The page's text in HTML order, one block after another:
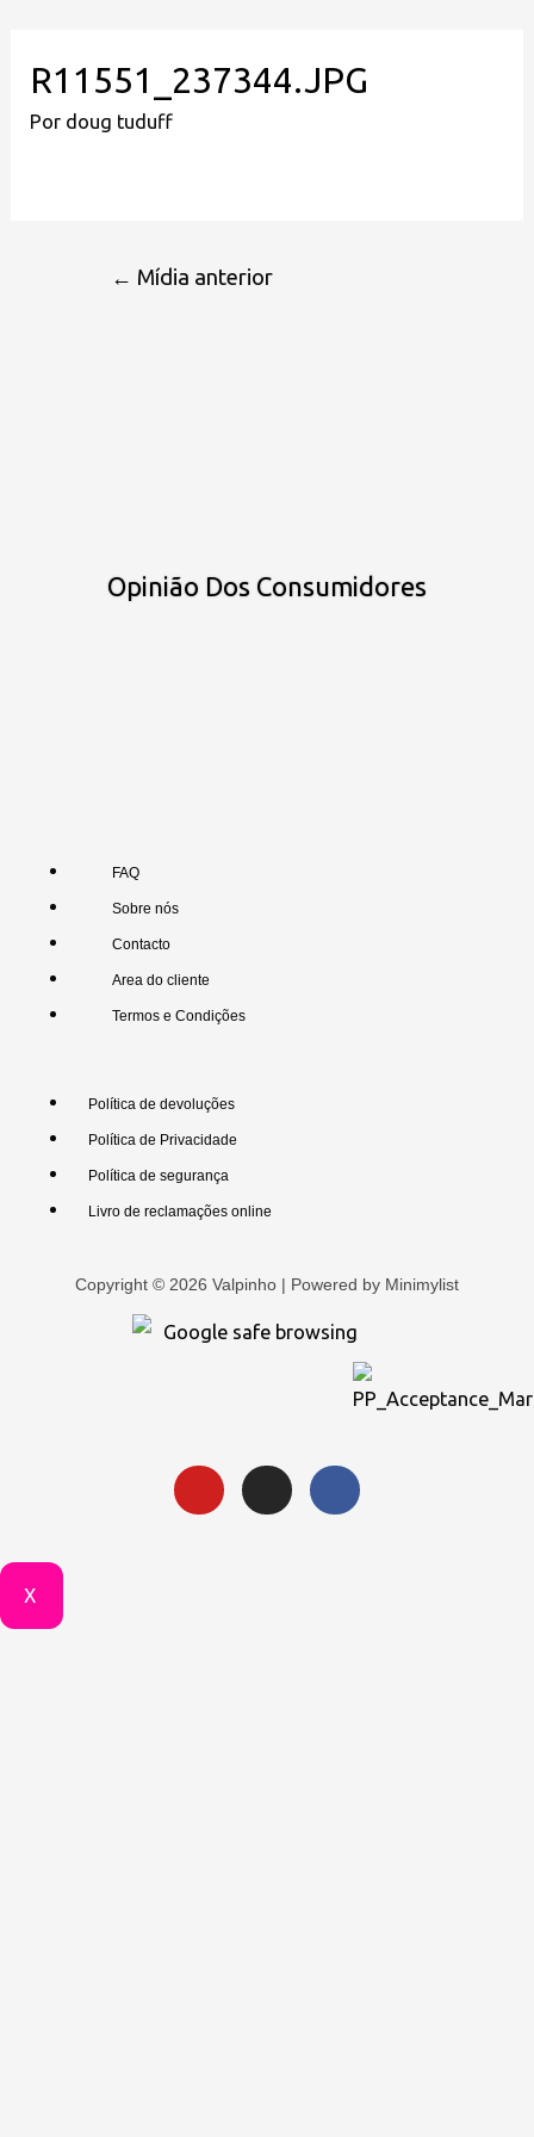
R11551_237344.JPG
Por doug tuduff
← Mídia anterior
Opinião Dos Consumidores
FAQ
Sobre nós
Contacto
Area do cliente
Termos e Condições
Política de devoluções
Política de Privacidade
Política de segurança
Livro de reclamações online
Copyright © 2026 Valpinho | Powered by Minimylist
X